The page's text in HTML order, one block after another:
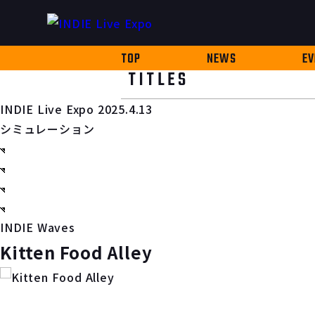
TOP NEWS
TITLES
INDIE Live Expo 2025.4.13
シミュレーション
INDIE Waves
Kitten Food Alley